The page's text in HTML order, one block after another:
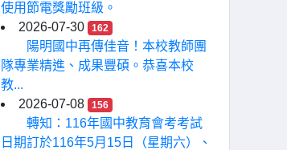
使用節電獎勵班級。
2026-07-30
162
陽明國中再傳佳音！本校教師團
隊專業精進、成果豐碩。恭喜本校
教...
2026-07-08
156
轉知：116年國中教育會考考試
日期訂於116年5月15日（星期六）、